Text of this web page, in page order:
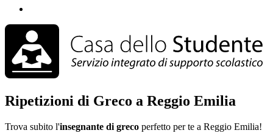
Ripetizioni di Greco a Reggio Emilia
Trova subito l'insegnante di greco perfetto per te a Reggio Emilia!